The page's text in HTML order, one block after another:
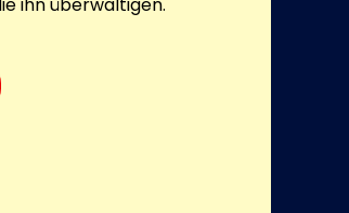
ihn überwältigen.